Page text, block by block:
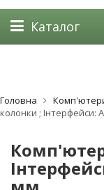
Каталог
Головна
колонки ; Інтерфейси: